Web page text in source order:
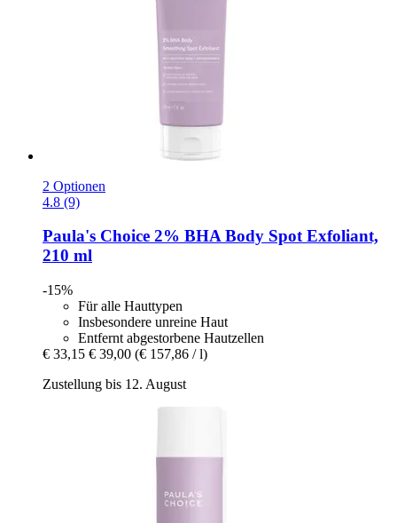
2 Optionen
4.8 (9)
Paula's Choice 2% BHA Body Spot Exfoliant,
210 ml
-15%
Für alle Hauttypen
Insbesondere unreine Haut
Entfernt abgestorbene Hautzellen
€ 33,15 € 39,00 (€ 157,86 / l)
Zustellung bis 12. August